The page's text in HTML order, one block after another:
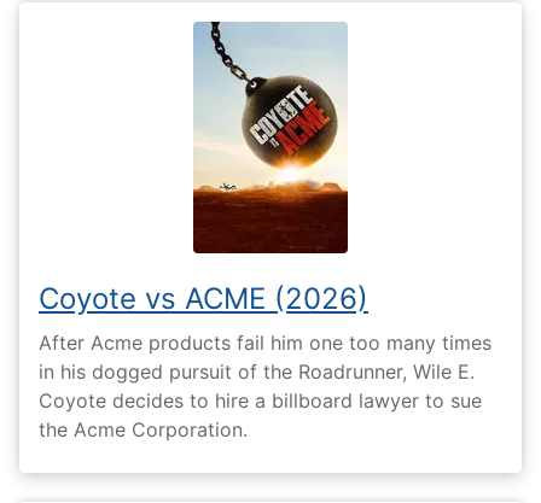
Coyote vs ACME (2026)
After Acme products fail him one too many times
in his dogged pursuit of the Roadrunner, Wile E.
Coyote decides to hire a billboard lawyer to sue
the Acme Corporation.